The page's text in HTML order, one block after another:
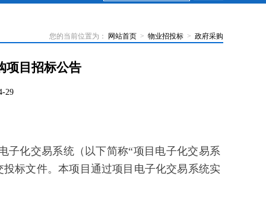
您的当前位置为： 网站首页 > 物业招投标 > 政府采购
项目招标公告
29
子化交易系统（以下简称“项目电子化交易系
标文件。本项目通过项目电子化交易系统实